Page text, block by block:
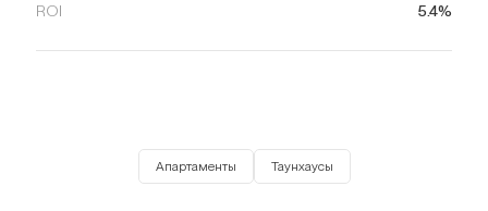
ROI 5.4%
Апартаменты Таунхаусы